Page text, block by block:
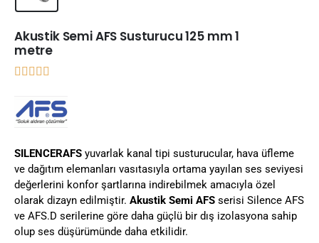
Akustik Semi AFS Susturucu 125 mm 1
metre
SILENCERAFS yuvarlak kanal tipi susturucular, hava üfleme
ve dağıtım elemanları vasıtasıyla ortama yayılan ses seviyesi
değerlerini konfor şartlarına indirebilmek amacıyla özel
olarak dizayn edilmiştir. Akustik Semi AFS serisi Silence AFS
ve AFS.D serilerine göre daha güçlü bir dış izolasyona sahip
olup ses düşürümünde daha etkilidir.